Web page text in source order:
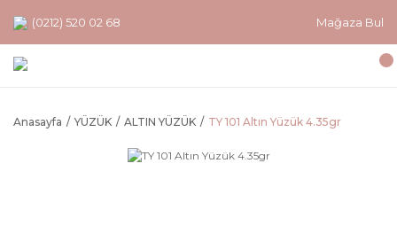
(0212) 520 02 68 Mağaza Bul
Anasayfa YÜZÜK ALTIN YÜZÜK TY 101 Altın Yüzük 4.35gr